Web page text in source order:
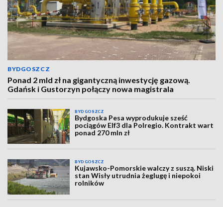
BYDGOSZCZ
Ponad 2 mld zł na gigantyczną inwestycję gazową.
Gdańsk i Gustorzyn połączy nowa magistrala
BYDGOSZCZ
Bydgoska Pesa wyprodukuje sześć
pociągów Elf3 dla Polregio. Kontrakt wart
ponad 270 mln zł
BYDGOSZCZ
Kujawsko-Pomorskie walczy z suszą. Niski
stan Wisły utrudnia żeglugę i niepokoi
rolników